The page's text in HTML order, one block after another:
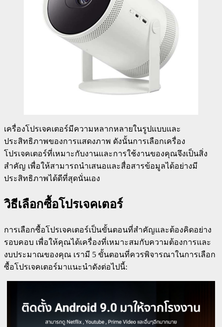
เครื่องโปรเจคเตอร์มีความหลากหลายในรูปแบบและ
ประสิทธิภาพของการแสดงภาพ ดังนั้นการเลือกเครื่อง
โปรเจคเตอร์ที่เหมาะกับงานและการใช้งานของคุณจึงเป็นสิ่ง
สำคัญ เพื่อให้สามารถนำเสนอและสื่อสารข้อมูลได้อย่างมี
ประสิทธิภาพได้ดีที่สุดนั่นเอง
วิธีเลือกซื้อโปรเจคเตอร์
การเลือกซื้อโปรเจคเตอร์เป็นขั้นตอนที่สำคัญและต้องคิดอย่าง
รอบคอบ เพื่อให้คุณได้เครื่องที่เหมาะสมกับความต้องการและ
งบประมาณของคุณ เรามี 5 ขั้นตอนที่ควรพิจารณาในการเลือก
ซื้อโปรเจคเตอร์มาแนะนำดังต่อไปนี้: